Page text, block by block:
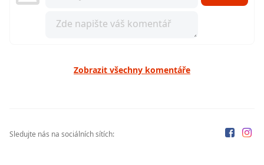
Zobrazit všechny komentáře
Sledujte nás na sociálních sítích: